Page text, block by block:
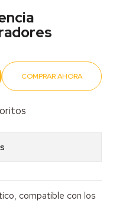
COMPRAR AHORA
compatible con los